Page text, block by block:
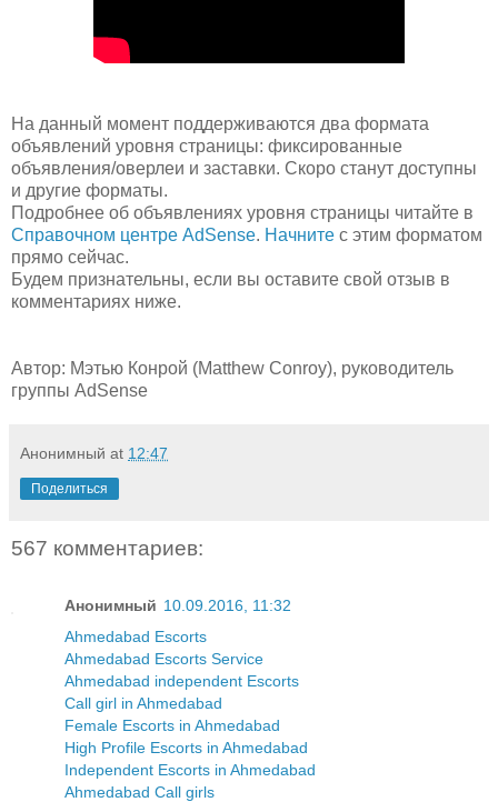
На данный момент поддерживаются два формата
объявлений уровня страницы: фиксированные
объявления/оверлеи и заставки. Скоро станут доступны
и другие форматы.
Подробнее об объявлениях уровня страницы читайте в
Справочном центре AdSense. Начните с этим форматом
прямо сейчас.
Будем признательны, если вы оставите свой отзыв в
комментариях ниже.
Автор: Мэтью Конрой (Matthew Conroy), руководитель
группы AdSense
Анонимный at 12:47
Поделиться
567 комментариев:
Анонимный 10.09.2016, 11:32
Ahmedabad Escorts
Ahmedabad Escorts Service
Ahmedabad independent Escorts
Call girl in Ahmedabad
Female Escorts in Ahmedabad
High Profile Escorts in Ahmedabad
Independent Escorts in Ahmedabad
Ahmedabad Call girls